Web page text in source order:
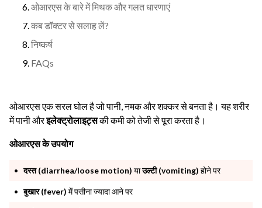
ओआरएस के बारे में मिथक और गलत धारणाएं
कब डॉक्टर से सलाह लें?
निष्कर्ष
FAQs
ओआरएस एक सरल घोल है जो पानी, नमक और शक्कर से बनता है। यह शरीर
में पानी औरइलेक्ट्रोलाइट्सकी कमी को तेजी से पूरा करता है।
ओआरएस के उपयोग
दस्त (diarrhea/loose motion) याउल्टी (vomiting) होने पर
बुखार (fever) में पसीना ज्यादा आने पर